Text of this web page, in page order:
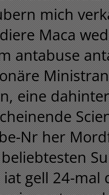
mich
Maca
antabuse
eine
Nr her
gell 24-